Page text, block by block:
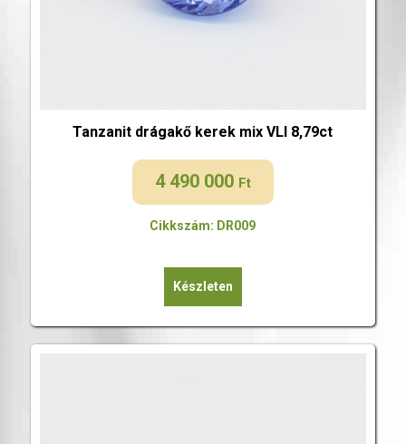
Tanzanit drágakő kerek mix VLI 8,79ct
4 490 000 Ft
Cikkszám: DR009
Készleten